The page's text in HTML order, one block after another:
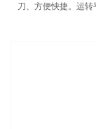
刀、方便怏捷。运转